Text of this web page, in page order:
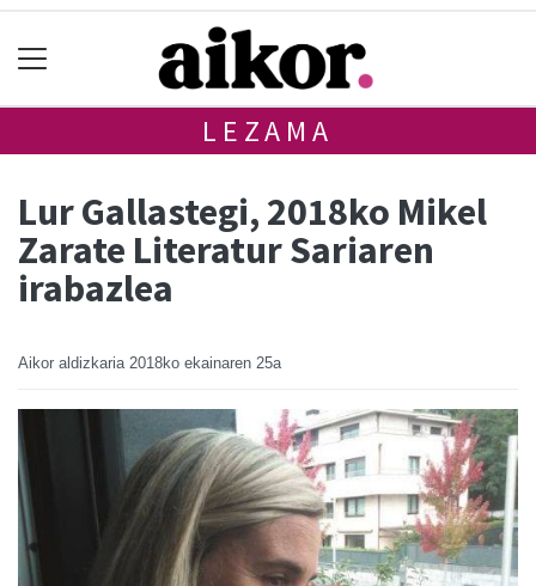
LEZAMA
Lur Gallastegi, 2018ko Mikel
Zarate Literatur Sariaren
irabazlea
Aikor aldizkaria 2018ko ekainaren 25a